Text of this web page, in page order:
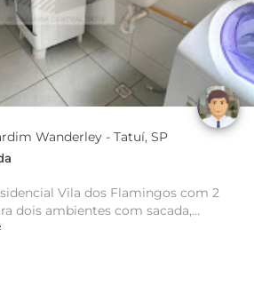
Wanderley - Tatuí, SP
Vila dos Flamingos com 2
dois ambientes com sacada,